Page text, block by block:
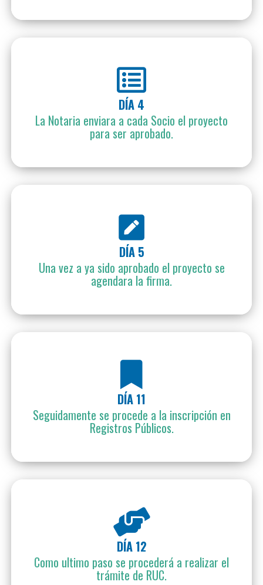
DÍA 4
La Notaria enviara a cada Socio el proyecto
para ser aprobado.
DÍA 5
Una vez a ya sido aprobado el proyecto se
agendara la firma.
DÍA 11
Seguidamente se procede a la inscripción en
Registros Públicos.
DÍA 12
Como ultimo paso se procederá a realizar el
trámite de RUC.